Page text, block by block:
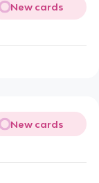
New cards
New cards